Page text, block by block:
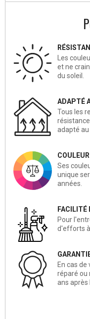
Les
et ne
du soleil.
ADAPTÉ
Tous les
adapté au
Ses
unique
années.
FACILITÉ
Pour
d'efforts à
En cas
réparé ou
ans après